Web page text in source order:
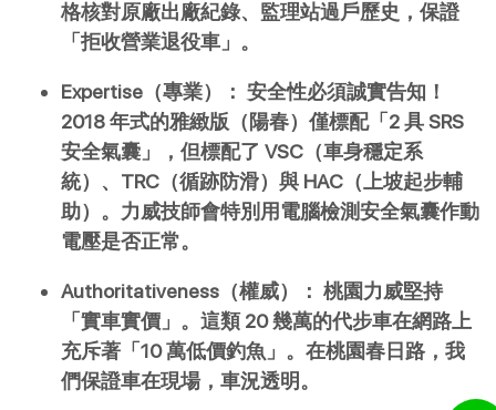
格核對原廠出廠紀錄、監理站過戶歷史，保證
「拒收營業退役車」。
Expertise（專業）： 安全性必須誠實告知！
2018 年式的雅緻版（陽春）僅標配「2 具 SRS
安全氣囊」，但標配了 VSC（車身穩定系
統）、TRC（循跡防滑）與 HAC（上坡起步輔
助）。力威技師會特別用電腦檢測安全氣囊作動
電壓是否正常。
Authoritativeness（權威）： 桃園力威堅持
「實車實價」。這類 20 幾萬的代步車在網路上
充斥著「10 萬低價釣魚」。在桃園春日路，我
們保證車在現場，車況透明。